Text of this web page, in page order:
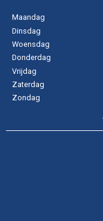
Maandag
Dinsdag
Woensdag
Donderdag
Vrijdag
Zaterdag
Zondag